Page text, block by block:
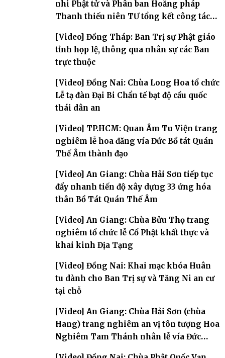
nhi Phật tử và Phân ban Hoằng pháp
Thanh thiếu niên TƯ tổng kết công tác
[Video] Đồng Tháp: Ban Trị sự Phật giáo
tỉnh họp lệ, thông qua nhân sự các Ban
trực thuộc
[Video] Đồng Nai: Chùa Long Hoa tổ chức
Lễ tạ đàn Đại Bi Chẩn tế bạt độ cầu quốc
thái dân an
[Video] TP.HCM: Quan Âm Tu Viện trang
nghiêm lễ hoa đăng vía Đức Bồ tát Quán
Thế Âm thành đạo
[Video] An Giang: Chùa Hải Sơn tiếp tục
đẩy nhanh tiến độ xây dựng 33 ứng hóa
thân Bồ Tát Quán Thế Âm
[Video] An Giang: Chùa Bửu Thọ trang
nghiêm tổ chức lễ Cổ Phật khất thực và
khai kinh Địa Tạng
[Video] Đồng Nai: Khai mạc khóa Huân
tu dành cho Ban Trị sự và Tăng Ni an cư
tại chỗ
[Video] An Giang: Chùa Hải Sơn (chùa
Hang) trang nghiêm an vị tôn tượng Hoa
Nghiêm Tam Thánh nhân lễ vía Đức